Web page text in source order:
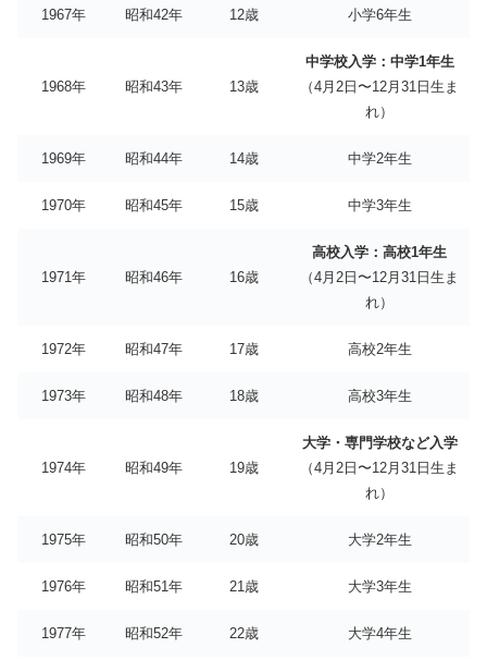
1967年 昭和42年 12歳 小学6年生
1968年 昭和43年 13歳
中学校入学：中学1年生
（4月2日〜12月31日生ま
れ）
1969年 昭和44年 14歳 中学2年生
1970年 昭和45年 15歳 中学3年生
1971年 昭和46年 16歳
高校入学：高校1年生
（4月2日〜12月31日生ま
れ）
1972年 昭和47年 17歳 高校2年生
1973年 昭和48年 18歳 高校3年生
1974年 昭和49年 19歳
大学・専門学校など入学
（4月2日〜12月31日生ま
れ）
1975年 昭和50年 20歳 大学2年生
1976年 昭和51年 21歳 大学3年生
1977年 昭和52年 22歳 大学4年生